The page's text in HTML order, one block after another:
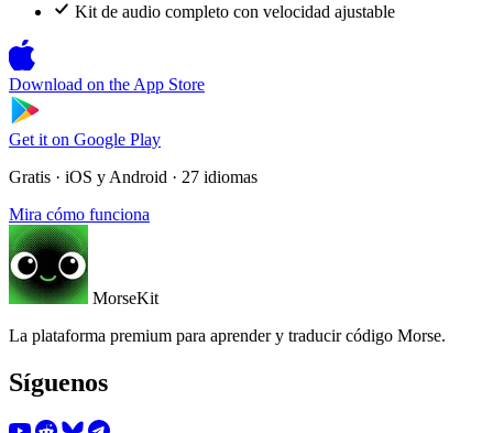
Kit de audio completo con velocidad ajustable
Download on the App Store
Get it on Google Play
Gratis · iOS y Android · 27 idiomas
Mira cómo funciona
MorseKit
La plataforma premium para aprender y traducir código Morse.
Síguenos